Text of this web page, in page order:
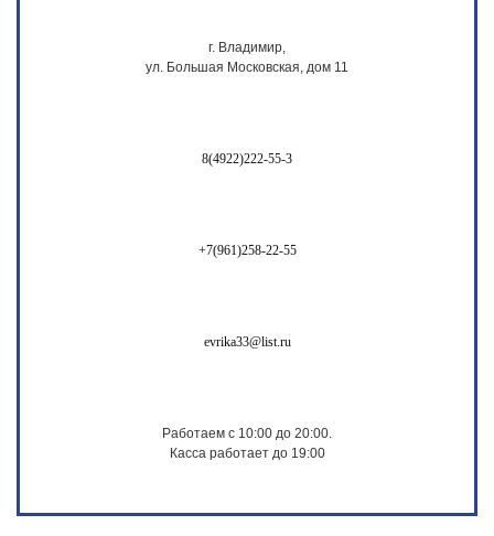
г. Владимир,
ул. Большая Московская, дом 11
8(4922)222-55-3
+7(961)258-22-55
evrika33@list.ru
Работаем с 10:00 до 20:00.
Касса работает до 19:00